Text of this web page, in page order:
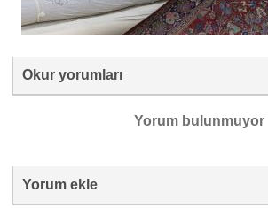
Okur yorumları
Yorum bulunmuyor
Yorum ekle